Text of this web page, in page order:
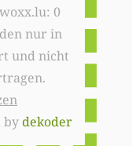
0
nur in
und nicht
bydekoder